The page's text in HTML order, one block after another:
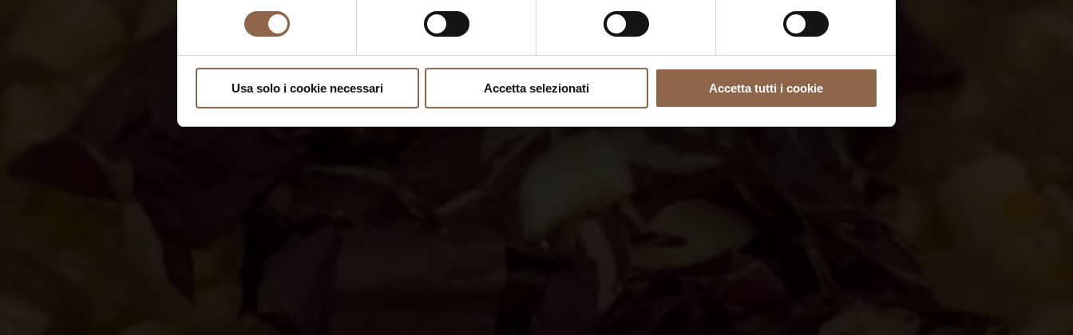
Usa solo i cookie necessari Accetta selezionati Accetta tutti i cookie